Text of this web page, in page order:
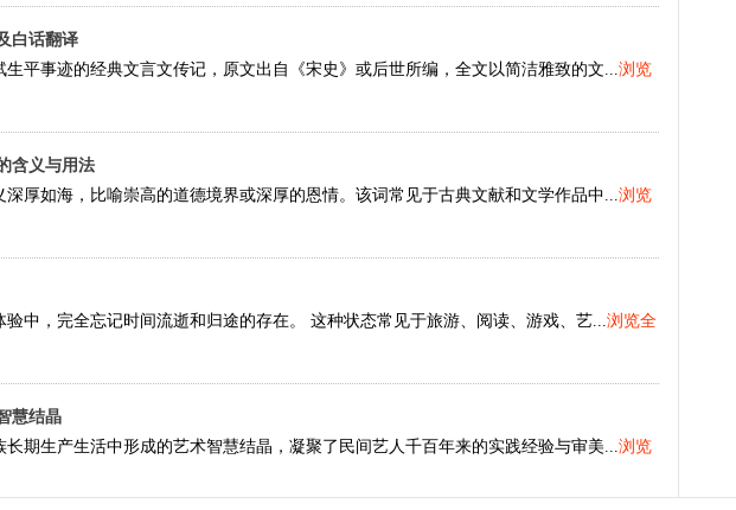
白话翻译
生平事迹的经典文言文传记，原文出自《宋史》或后世所编，全文以简洁雅致的文...浏览
含义与用法
深厚如海，比喻崇高的道德境界或深厚的恩情。该词常见于古典文献和文学作品中...浏览
中，完全忘记时间流逝和归途的存在。 这种状态常见于旅游、阅读、游戏、艺...浏览全
慧结晶
期生产生活中形成的艺术智慧结晶，凝聚了民间艺人千百年来的实践经验与审美...浏览